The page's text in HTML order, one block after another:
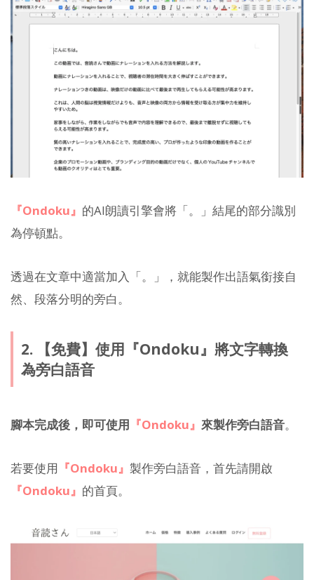
『Ondoku』 的AI朗讀引擎會將「。」結尾的部分識別
為停頓點。
透過在文章中適當加入「。」，就能製作出語氣銜接自
然、段落分明的旁白。
2. 【免費】使用『Ondoku』將文字轉換
為旁白語音
腳本完成後，即可使用 『Ondoku』 來製作旁白語音。
若要使用 『Ondoku』 製作旁白語音，首先請開啟
『Ondoku』 的首頁。